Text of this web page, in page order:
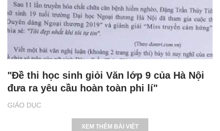
GIÁO DỤC
"Đề thi học sinh giỏi Văn lớp 9 của Hà Nội
đưa ra yêu cầu hoàn toàn phi lí"
XEM THÊM BÀI VIẾT